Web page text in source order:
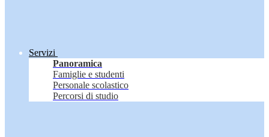
Servizi
Panoramica
Famiglie e studenti
Personale scolastico
Percorsi di studio